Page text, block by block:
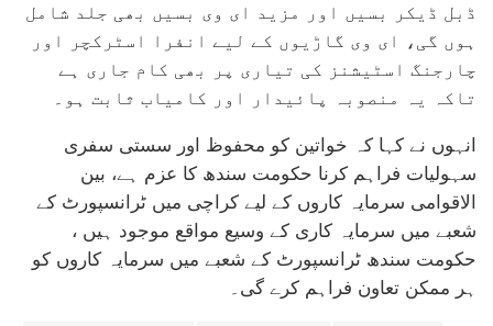
ڈبل ڈیکر بسیں اور مزید ای وی بسیں بھی جلد شامل
ہوں گی، ای وی گاڑیوں کے لیے انفرا اسٹرکچر اور
چارجنگ اسٹیشنز کی تیاری پر بھی کام جاری ہے
تاکہ یہ منصوبہ پائیدار اور کامیاب ثابت ہو۔
انہوں نے کہا کہ خواتین کو محفوظ اور سستی سفری
سہولیات فراہم کرنا حکومت سندھ کا عزم ہے، بین
الاقوامی سرمایہ کاروں کے لیے کراچی میں ٹرانسپورٹ کے
شعبے میں سرمایہ کاری کے وسیع مواقع موجود ہیں ،
حکومت سندھ ٹرانسپورٹ کے شعبے میں سرمایہ کاروں کو
ہر ممکن تعاون فراہم کرے گی۔